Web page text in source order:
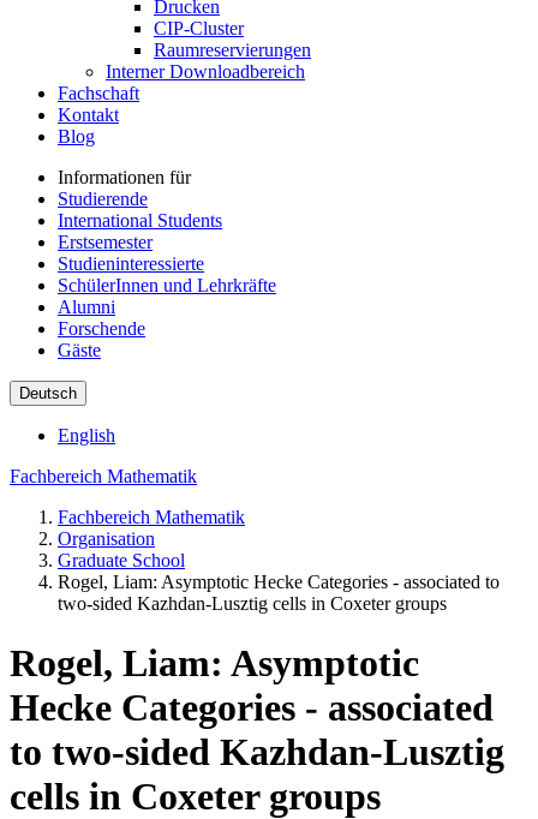
Drucken
CIP-Cluster
Raumreservierungen
Interner Downloadbereich
Fachschaft
Kontakt
Blog
Informationen für
Studierende
International Students
Erstsemester
Studieninteressierte
SchülerInnen und Lehrkräfte
Alumni
Forschende
Gäste
Deutsch
English
Fachbereich Mathematik
Fachbereich Mathematik
Organisation
Graduate School
Rogel, Liam: Asymptotic Hecke Categories - associated to
two-sided Kazhdan-Lusztig cells in Coxeter groups
Rogel, Liam: Asymptotic
Hecke Categories - associated
to two-sided Kazhdan-Lusztig
cells in Coxeter groups